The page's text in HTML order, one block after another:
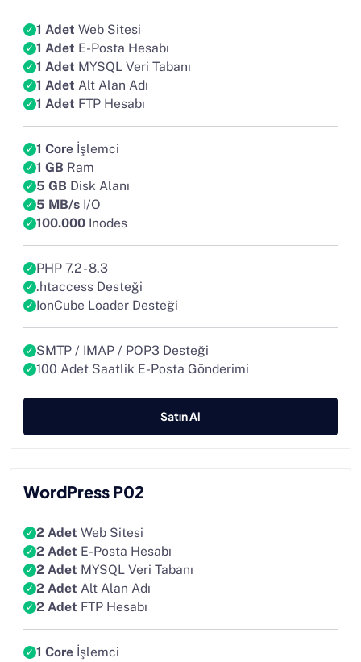
1 Adet Web Sitesi
1 Adet E-Posta Hesabı
1 Adet MYSQL Veri Tabanı
1 Adet Alt Alan Adı
1 Adet FTP Hesabı
1 Core İşlemci
1 GB Ram
5 GB Disk Alanı
5 MB/s I/O
100.000 Inodes
PHP 7.2 - 8.3
.htaccess Desteği
IonCube Loader Desteği
SMTP / IMAP / POP3 Desteği
100 Adet Saatlik E-Posta Gönderimi
Satın Al
WordPress P02
2 Adet Web Sitesi
2 Adet E-Posta Hesabı
2 Adet MYSQL Veri Tabanı
2 Adet Alt Alan Adı
2 Adet FTP Hesabı
1 Core İşlemci